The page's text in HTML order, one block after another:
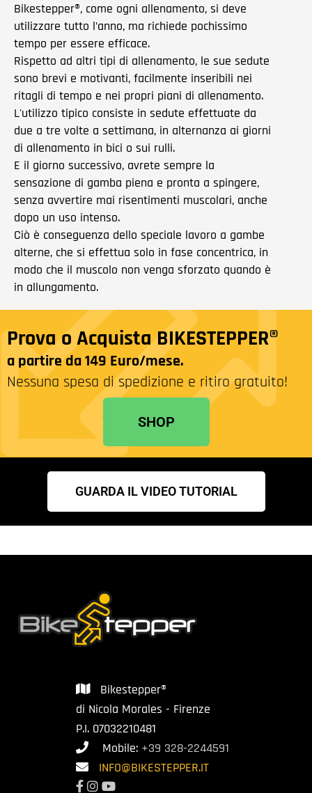
Bikestepper®, come ogni allenamento, si deve
utilizzare tutto l’anno, ma richiede pochissimo
tempo per essere efficace.
Rispetto ad altri tipi di allenamento, le sue sedute
sono brevi e motivanti, facilmente inseribili nei
ritagli di tempo e nei propri piani di allenamento.
L'utilizzo tipico consiste in sedute effettuate da
due a tre volte a settimana, in alternanza ai giorni
di allenamento in bici o sui rulli.
E il giorno successivo, avrete sempre la
sensazione di gamba piena e pronta a spingere,
senza avvertire mai risentimenti muscolari, anche
dopo un uso intenso.
Ciò è conseguenza dello speciale lavoro a gambe
alterne, che si effettua solo in fase concentrica, in
modo che il muscolo non venga sforzato quando è
in allungamento.
Prova o Acquista BIKESTEPPER®
a partire da 149 Euro/mese.
Nessuna spesa di spedizione e ritiro gratuito!
SHOP
GUARDA IL VIDEO TUTORIAL
Bikestepper®
di Nicola Morales - Firenze
P.I. 07032210481
Mobile: +39 328-2244591
INFO@BIKESTEPPER.IT